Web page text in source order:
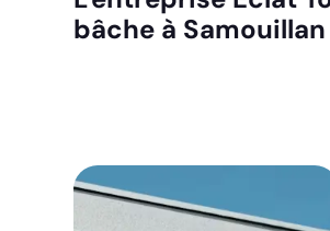
bâche à Samouillan